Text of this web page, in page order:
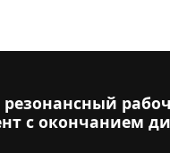
с окончанием